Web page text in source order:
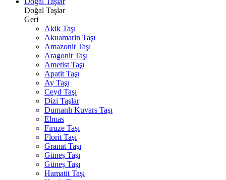
Doğal Taşlar
Geri
Akik Taşı
Akuamarin Taşı
Amazonit Taşı
Aragonit Taşı
Ametist Taşı
Apatit Taşı
Ay Taşı
Ceyd Taşı
Dizi Taşlar
Dumanlı Kuvars Taşı
Elmas
Firuze Taşı
Florit Taşı
Granat Taşı
Güneş Taşı
Güneş Taşı
Hamatit Taşı